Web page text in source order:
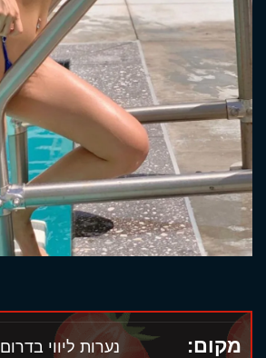
מקום: נערות ליווי בדרום